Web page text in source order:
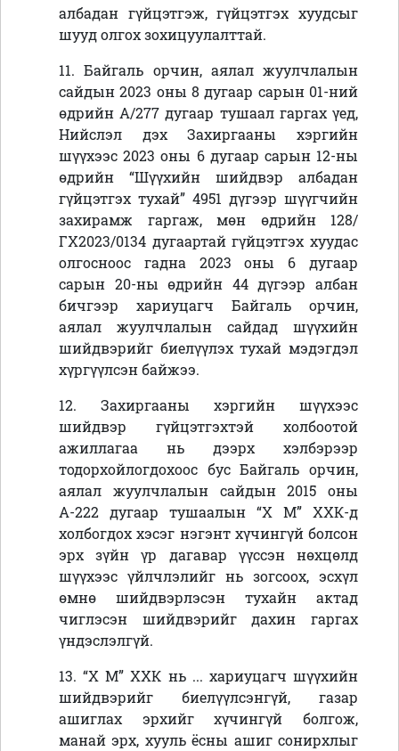
албадан гүйцэтгэж, гүйцэтгэх хуудсыг
шууд олгох зохицуулалттай.
11. Байгаль орчин, аялал жуулчлалын
сайдын 2023 оны 8 дугаар сарын 01-ний
өдрийн А/277 дугаар тушаал гаргах үед,
Нийслэл дэх Захиргааны хэргийн
шүүхээс 2023 оны 6 дугаар сарын 12-ны
өдрийн “Шүүхийн шийдвэр албадан
гүйцэтгэх тухай” 4951 дүгээр шүүгчийн
захирамж гаргаж, мөн өдрийн 128/
ГХ2023/0134 дугаартай гүйцэтгэх хуудас
олгосноос гадна 2023 оны 6 дугаар
сарын 20-ны өдрийн 44 дүгээр албан
бичгээр хариуцагч Байгаль орчин,
аялал жуулчлалын сайдад шүүхийн
шийдвэрийг биелүүлэх тухай мэдэгдэл
хүргүүлсэнбайжээ.
12. Захиргааны хэргийн шүүхээс
шийдвэр гүйцэтгэхтэй холбоотой
ажиллагаа нь дээрх хэлбэрээр
тодорхойлогдохоос бус Байгаль орчин,
аялал жуулчлалын сайдын 2015 оны
А-222 дугаар тушаалын “Х М” ХХК-д
холбогдох хэсэг нэгэнт хүчингүй болсон
эрх зүйн үр дагавар үүссэн нөхцөлд
шүүхээс үйлчлэлийг нь зогсоох, эсхүл
өмнө шийдвэрлэсэн тухайн актад
чиглэсэн шийдвэрийг дахин гаргах
үндэслэлгүй.
13. “Х М” ХХК нь ... хариуцагч шүүхийн
шийдвэрийг биелүүлсэнгүй, газар
ашиглах эрхийг хүчингүй болгож,
манай эрх, хууль ёсны ашиг сонирхлыг